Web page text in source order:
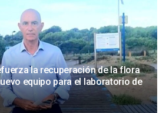
la recuperación de la flora
equipo para el laboratorio de